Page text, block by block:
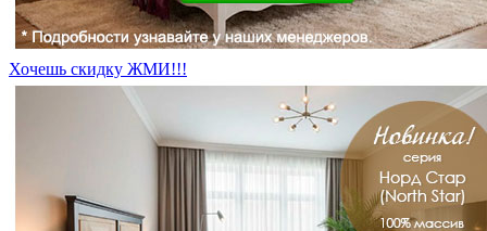
Хочешь скидку ЖМИ!!!